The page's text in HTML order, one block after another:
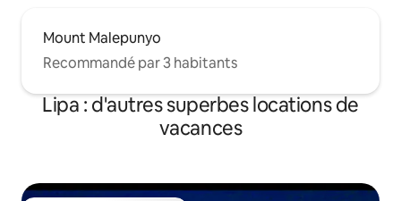
Mount Malepunyo
Recommandé par 3 habitants
Lipa : d'autres superbes locations de
vacances